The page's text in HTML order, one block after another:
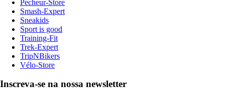
Pecheur-Store
Smash-Expert
Sneakids
Sport is good
Training-Fit
Trek-Expert
TripNBikers
Vélo-Store
Inscreva-se na nossa newsletter